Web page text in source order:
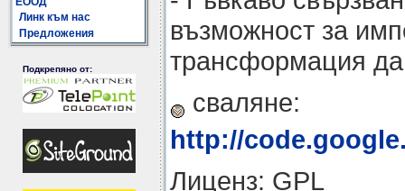
Линк към нас
Предложения
Подкрепяно от:
възможност за
трансформация
сваляне:
http://
Лиценз: GPL